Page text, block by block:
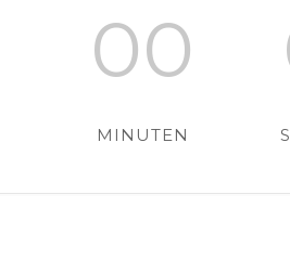
00
MINUTEN